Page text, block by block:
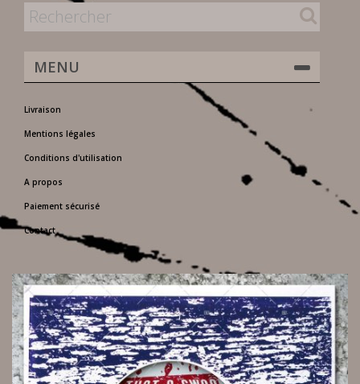
MENU
Livraison
Mentions légales
Conditions d'utilisation
A propos
Paiement sécurisé
Contact